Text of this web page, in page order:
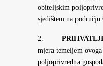
obiteljskim
sjedištem na
2.
mjera temeljem
poljoprivredna